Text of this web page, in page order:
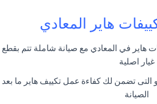
هاير المعادي
هاير في المعادي مع صيانة شاملة تتم بقطع
غيار اصلية
و التى تضمن لك كفاءة عمل تكييف هاير ما بعد
الصيانة